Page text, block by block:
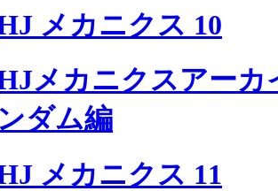
メカニクス 10
メカニクスアーカ
ンダム編
メカニクス 11